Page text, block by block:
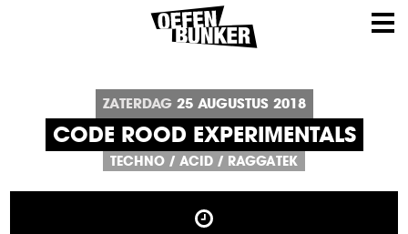
ZATERDAG 25 AUGUSTUS 2018
CODE ROOD EXPERIMENTALS
TECHNO / ACID / RAGGATEK